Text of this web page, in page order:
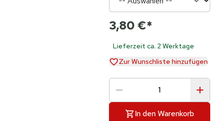
3,80 €*
Lieferzeit ca. 2 Werktage
Zur Wunschliste hinzufügen
In den Warenkorb